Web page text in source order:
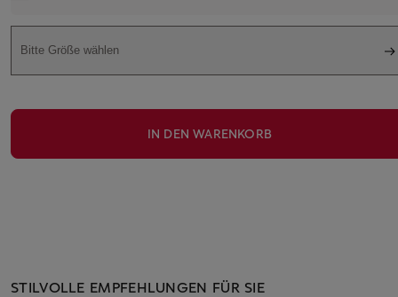
Bitte Größe wählen
IN DEN WARENKORB
STILVOLLE EMPFEHLUNGEN FÜR SIE